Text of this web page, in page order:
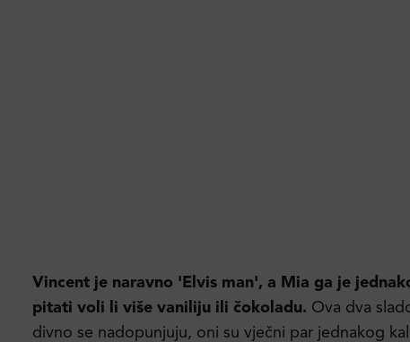
Vincent je naravno 'Elvis man', a Mia ga je
pitati voli li više vaniliju ili čokoladu. Ova dva
divno se nadopunjuju, oni su vječni par jednakog